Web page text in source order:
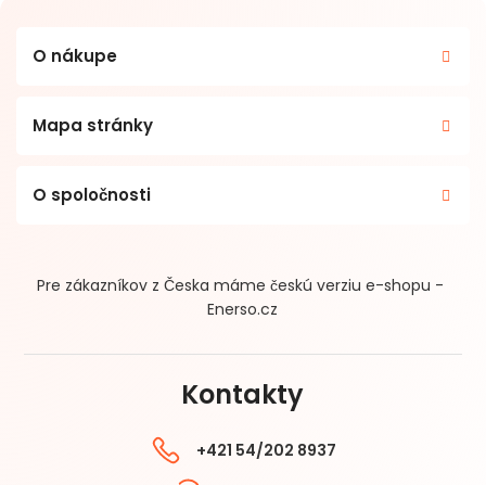
O nákupe
Mapa stránky
O spoločnosti
Pre zákazníkov z Česka máme českú verziu e-shopu -
Enerso.cz
Kontakty
+421 54/202 8937